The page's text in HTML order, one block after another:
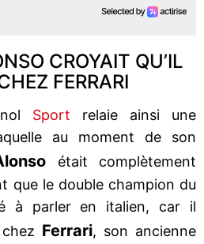
CROYAIT QU’IL
FERRARI
Sport relaie ainsi une
au moment de son
était complètement
que le double champion du
à parler en italien, car il
Ferrari, son ancienne